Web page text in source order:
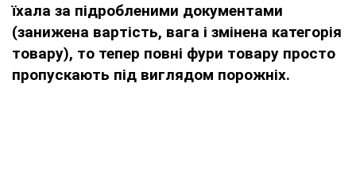
їхала за підробленими документами
(занижена вартість, вага і змінена категорія
товару), то тепер повні фури товару просто
пропускають під виглядом порожніх.